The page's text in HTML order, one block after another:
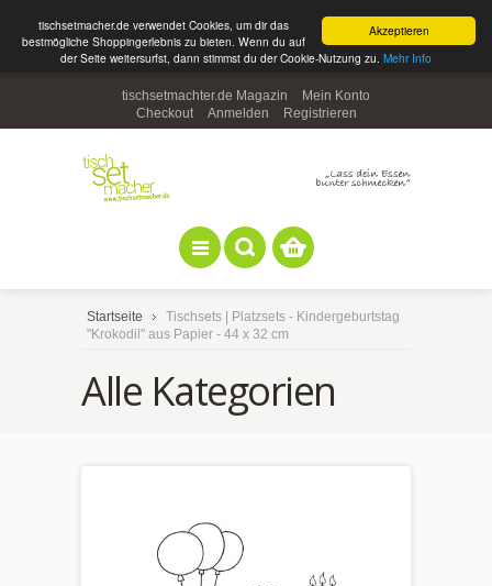
Akzeptieren
tischsetmacher.de verwendet Cookies, um dir das
bestmögliche Shoppingerlebnis zu bieten. Wenn du auf
der Seite weitersurfst, dann stimmst du der Cookie-Nutzung zu. Mehr Info
tischsetmachter.de Magazin
Mein Konto
Checkout
Anmelden Registrieren
Startseite
Tischsets | Platzsets - Kindergeburtstag
"Krokodil" aus Papier - 44 x 32 cm
Alle Kategorien